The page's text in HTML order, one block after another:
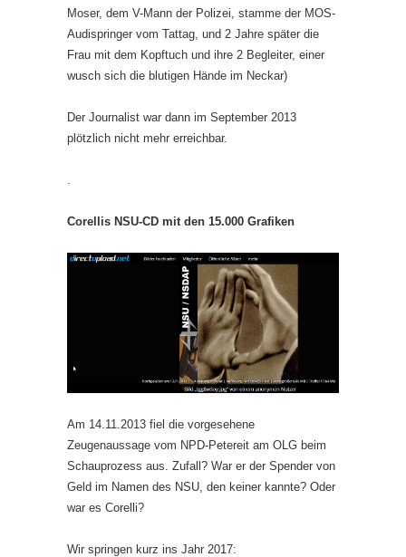
Moser, dem V-Mann der Polizei, stamme der MOS-
Audispringer vom Tattag, und 2 Jahre später die
Frau mit dem Kopftuch und ihre 2 Begleiter, einer
wusch sich die blutigen Hände im Neckar)
Der Journalist war dann im September 2013
plötzlich nicht mehr erreichbar.
.
Corellis NSU-CD mit den 15.000 Grafiken
Am 14.11.2013 fiel die vorgesehene
Zeugenaussage vom NPD-Petereit am OLG beim
Schauprozess aus. Zufall? War er der Spender von
Geld im Namen des NSU, den keiner kannte? Oder
war es Corelli?
Wir springen kurz ins Jahr 2017: